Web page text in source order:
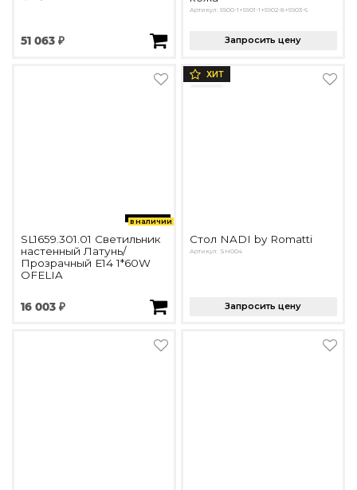
51 063 ₽
Артикул: 5900-1+5901-1+5902-8+5903-6
Запросить цену
в наличии
SL1659.301.01 Светильник
настенный Латунь/
Прозрачный E14 1*60W
OFELIA
16 003 ₽
ХИТ
Стол NADI by Romatti
Артикул: SH004
Запросить цену